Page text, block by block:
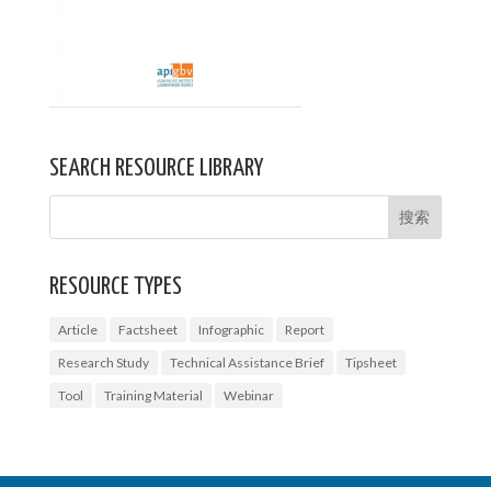
SEARCH RESOURCE LIBRARY
RESOURCE TYPES
Article Factsheet Infographic
Report
Research Study
Technical Assistance Brief
Tipsheet
Tool
Training Material Webinar